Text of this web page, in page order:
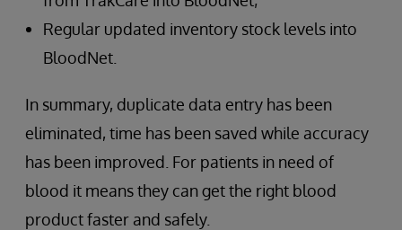
Regular updated inventory stock levels into
BloodNet.
In summary, duplicate data entry has been
eliminated, time has been saved while accuracy
has been improved. For patients in need of
blood it means they can get the right blood
product faster and safely.